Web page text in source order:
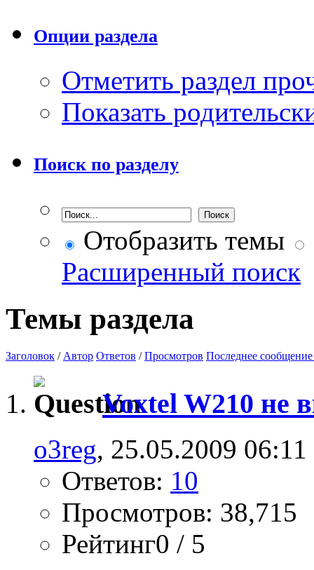
Опции раздела
Отметить раздел
Показать
Поиск по разделу
Отобразить темы
Расширенный поиск
Темы раздела
Заголовок / Автор Ответов /Просмотров Последнее сообщение
Voxtel W210 не
o3reg, 25.05.2009 06:11
Ответов: 10
Просмотров: 38,715
Рейтинг0 / 5